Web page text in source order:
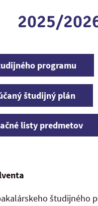
2025/
programu
študijný plán
listy predmetov
študijného